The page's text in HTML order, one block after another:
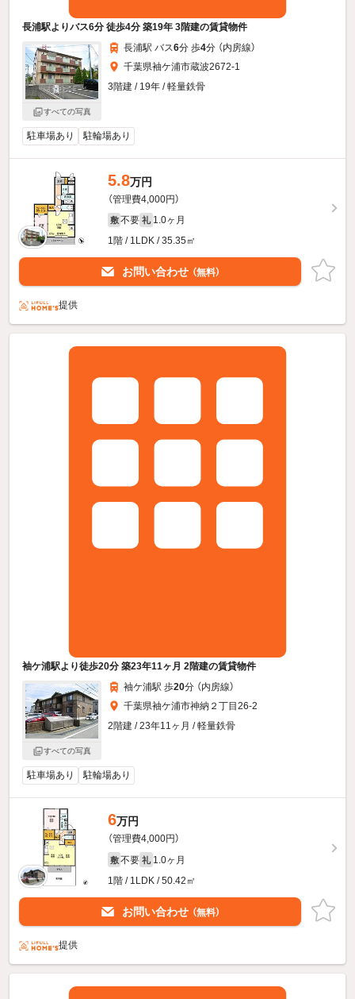
長浦駅よりバス6分 徒歩4分 築19年 3階建の賃貸物件
すべての写真
長浦駅 バス6分 歩4分 （内房線）
千葉県袖ケ浦市蔵波2672-1
3階建 / 19年 / 軽量鉄骨
駐車場あり 駐輪場あり
5.8万円
（管理費4,000円）
敷 不要 礼 1.0ヶ月
1階 / 1LDK / 35.35㎡
お問い合わせ （無料）
提供
袖ケ浦駅より徒歩20分 築23年11ヶ月 2階建の賃貸物件
すべての写真
袖ケ浦駅 歩20分 （内房線）
千葉県袖ケ浦市神納２丁目26-2
2階建 / 23年11ヶ月 / 軽量鉄骨
駐車場あり 駐輪場あり
6万円
（管理費4,000円）
敷 不要 礼 1.0ヶ月
1階 / 1LDK / 50.42㎡
お問い合わせ （無料）
提供